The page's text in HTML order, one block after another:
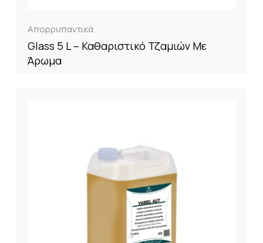
Απορρυπαντικά
Glass 5 L – Καθαριστικό Τζαμιών Με
Άρωμα